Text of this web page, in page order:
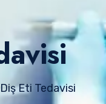
Diş Eti Tedavisi